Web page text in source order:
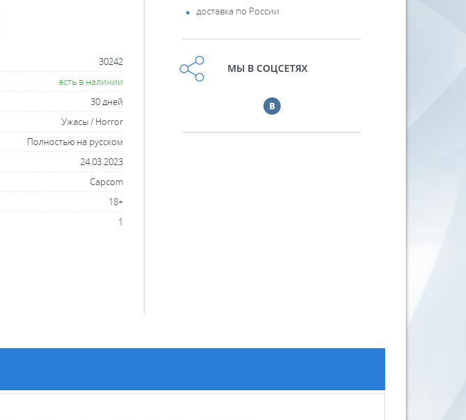
30242
есть в наличии
30 дней
Ужасы / Horror
Полностью на русском
24.03.2023
Capcom
18+
1
доставка по России
МЫ В СОЦСЕТЯХ